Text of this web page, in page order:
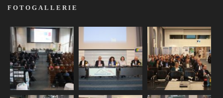
FOTOGALLERIE